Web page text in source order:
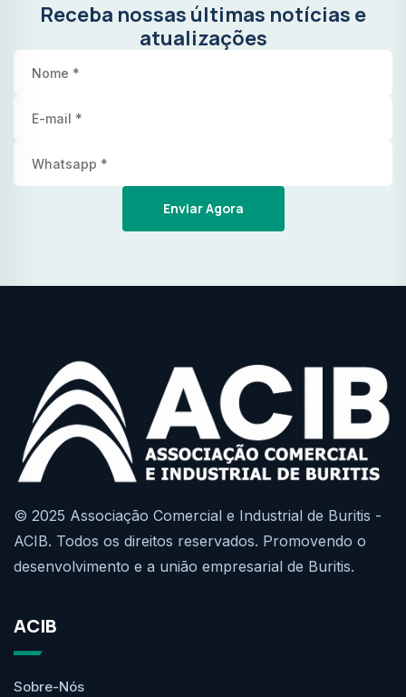
Receba nossas últimas notícias e
atualizações
Enviar Agora
© 2025 Associação Comercial e Industrial de Buritis -
ACIB. Todos os direitos reservados. Promovendo o
desenvolvimento e a união empresarial de Buritis.
ACIB
Sobre-Nós